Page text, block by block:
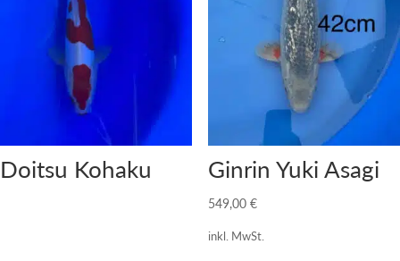
Doitsu Kohaku Ginrin Yuki Asagi
549,00 €
inkl. MwSt.